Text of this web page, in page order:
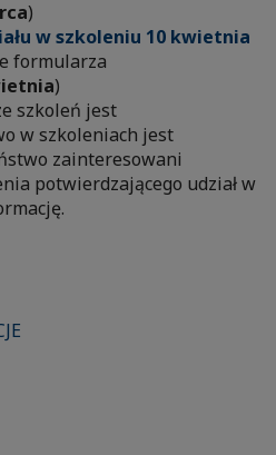
)
w szkoleniu 10 kwietnia
formularza
)
szkoleń jest
w szkoleniach jest
zainteresowani
potwierdzającego udział w